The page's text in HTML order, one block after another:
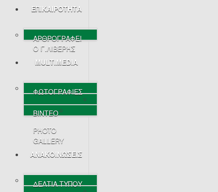
ΕΠΙΚΑΙΡΟΤΗΤΑ
ΑΡΘΡΟΓΡΑΦΕΙ
Ο Γ.ΛΙΒΕΡΗΣ
MULTIMEDIA
ΦΩΤΟΓΡΑΦΙΕΣ
ΒΙΝΤΕΟ
PHOTO
GALLERY
ΑΝΑΚΟΙΝΩΣΕΙΣ
ΔΕΛΤΙΑ ΤΥΠΟΥ